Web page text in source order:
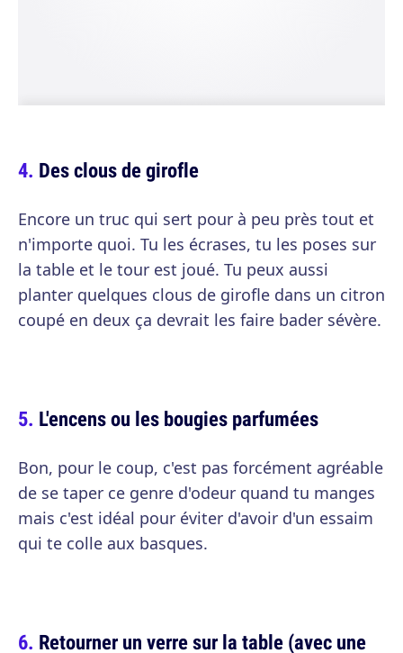
Des clous de girofle
Encore un truc qui sert pour à peu près tout et
n'importe quoi. Tu les écrases, tu les poses sur
la table et le tour est joué. Tu peux aussi
planter quelques clous de girofle dans un citron
coupé en deux ça devrait les faire bader sévère.
L'encens ou les bougies parfumées
Bon, pour le coup, c'est pas forcément agréable
de se taper ce genre d'odeur quand tu manges
mais c'est idéal pour éviter d'avoir d'un essaim
qui te colle aux basques.
Retourner un verre sur la table (avec une